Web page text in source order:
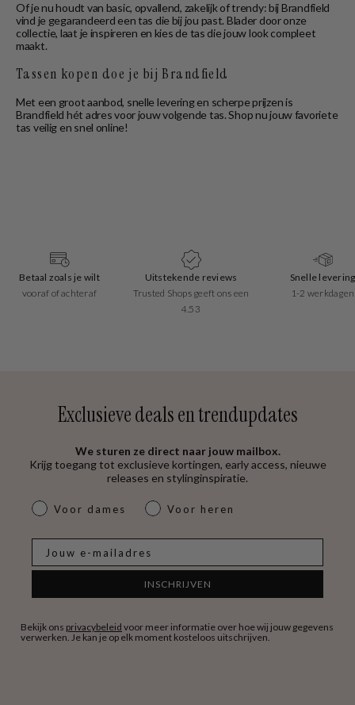
Of je nu houdt van basic, opvallend, zakelijk of trendy: bij Brandfield
vind je gegarandeerd een tas die bij jou past. Blader door onze
collectie, laat je inspireren en kies de tas die jouw look compleet
maakt.
Tassen kopen doe je bij Brandfield
Met een groot aanbod, snelle levering en scherpe prijzen is
Brandfield hét adres voor jouw volgende tas. Shop nu jouw favoriete
tas veilig en snel online!
Betaal zoals je wilt
vooraf of achteraf
Uitstekende reviews
Trusted Shops geeft ons een
4.53
Snelle levering
1-2 werkdagen
Exclusieve deals en trendupdates
We sturen ze direct naar jouw mailbox.
Krijg toegang tot exclusieve kortingen, early access, nieuwe
releases en stylinginspiratie.
dames & heren
Voor dames Voor heren
INSCHRIJVEN
Bekijk ons privacybeleid voor meer informatie over hoe wij jouw gegevens
verwerken. Je kan je op elk moment kosteloos uitschrijven.